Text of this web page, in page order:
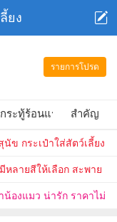
ยง
รายการโปรด
กระทู้ร้อนแรง สำคัญ
นัข กระเป๋าใส่สัตว์เลี้ยง
หลายสีให้เลือก สะพาย
น้องแมว น่ารัก ราคาไม่